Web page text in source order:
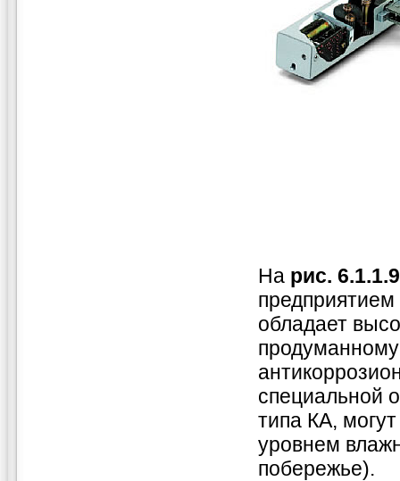
На рис. 6.1.1.9
обладает
специальной
типа КА,
уровнем
побережье).